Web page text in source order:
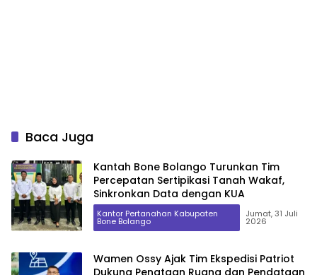
Baca Juga
Kantah Bone Bolango Turunkan Tim
Percepatan Sertipikasi Tanah Wakaf,
Sinkronkan Data dengan KUA
Kantor Pertanahan Kabupaten
Bone Bolango
Jumat, 31 Juli
2026
Wamen Ossy Ajak Tim Ekspedisi Patriot